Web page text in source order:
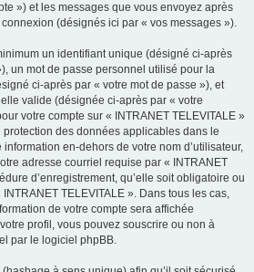
») et les messages que vous envoyez après
connexion (désignés ici par « vos messages »).
un identifiant unique (désigné ci-après
un mot de passe personnel utilisé pour la
ci-après par « votre mot de passe »), et
valide (désignée ci-après par « votre
votre compte sur « INTRANET TELEVITALE »
des données applicables dans le
en-dehors de votre nom d’utilisateur,
adresse courriel requise par « INTRANET
d’enregistrement, qu’elle soit obligatoire ou
TELEVITALE ». Dans tous les cas,
de votre compte sera affichée
profil, vous pouvez souscrire ou non à
par le logiciel phpBB.